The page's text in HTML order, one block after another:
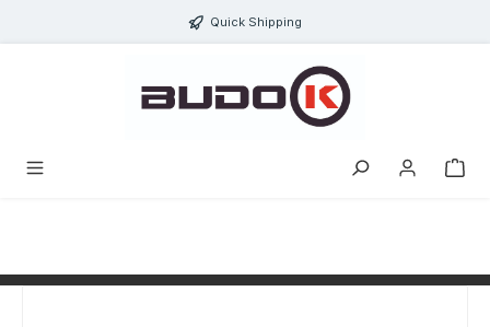
Quick Shipping